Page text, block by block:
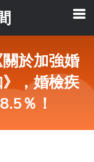
於加強婚
，婚檢疾
％！